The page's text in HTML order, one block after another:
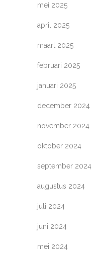
mei 2025
april 2025
maart 2025
februari 2025
januari 2025
december 2024
november 2024
oktober 2024
september 2024
augustus 2024
juli 2024
juni 2024
mei 2024